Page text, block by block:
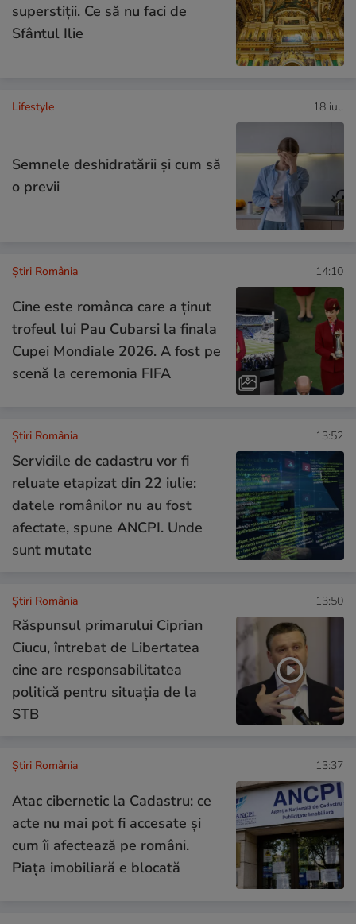
superstiții. Ce să nu faci de
Sfântul Ilie
Lifestyle 18 iul.
Semnele deshidratării și cum să
o previi
Știri România 14:10
Cine este românca care a ținut
trofeul lui Pau Cubarsi la finala
Cupei Mondiale 2026. A fost pe
scenă la ceremonia FIFA
Știri România 13:52
Serviciile de cadastru vor fi
reluate etapizat din 22 iulie:
datele românilor nu au fost
afectate, spune ANCPI. Unde
sunt mutate
Știri România 13:50
Răspunsul primarului Ciprian
Ciucu, întrebat de Libertatea
cine are responsabilitatea
politică pentru situația de la
STB
Știri România 13:37
Atac cibernetic la Cadastru: ce
acte nu mai pot fi accesate și
cum îi afectează pe români.
Piața imobiliară e blocată